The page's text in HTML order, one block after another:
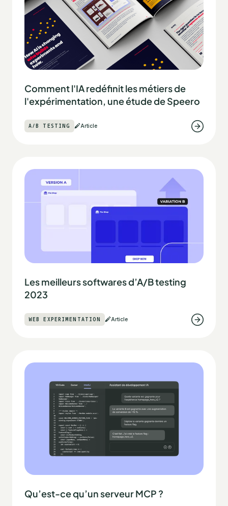
Comment l'IA redéfinit les métiers de
l'expérimentation, une étude de Speero
A/B TESTING Article
Les meilleurs softwares d’A/B testing
2023
WEB EXPERIMENTATION Article
Qu’est-ce qu’un serveur MCP ?